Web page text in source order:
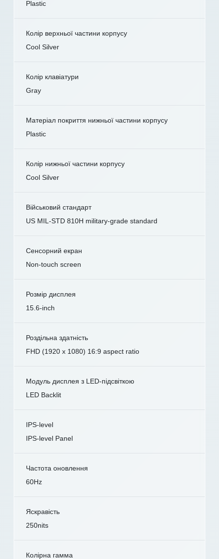
Plastic
Колір верхньої частини корпусу
Cool Silver
Колір клавіатури
Gray
Матеріал покриття нижньої частини корпусу
Plastic
Колір нижньої частини корпусу
Cool Silver
Військовий стандарт
US MIL-STD 810H military-grade standard
Сенсорний екран
Non-touch screen
Розмір дисплея
15.6-inch
Роздільна здатність
FHD (1920 x 1080) 16:9 aspect ratio
Модуль дисплея з LED-підсвіткою
LED Backlit
IPS-level
IPS-level Panel
Частота оновлення
60Hz
Яскравість
250nits
Колірна гамма